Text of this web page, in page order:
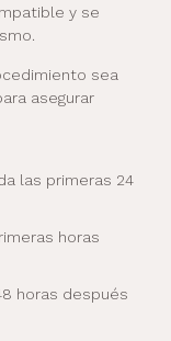
y se
sea
asegurar
las primeras 24
horas
horas después